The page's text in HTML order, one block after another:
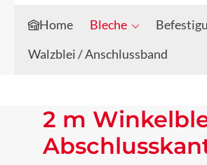
Home Bleche
Walzblei / Anschlussband
2 m